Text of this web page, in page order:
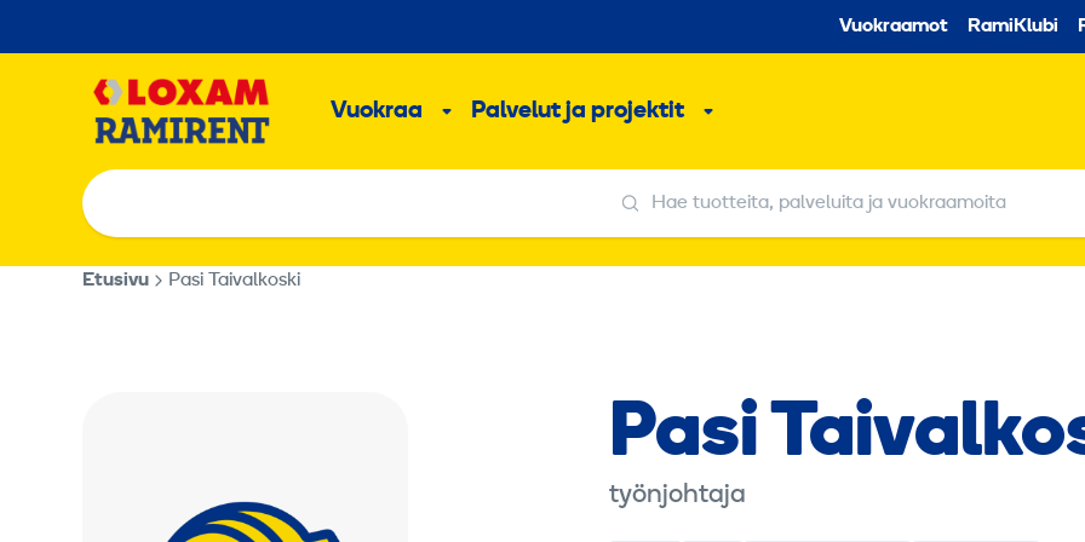
sisältöön
Vuokraamot RamiKlubi
Vuokraa Alavalikko
Palvelut ja projektit Alavalikko
Hae tuotteita, palveluita ja vuokraamoita
Hae tuotteita, palveluita ja vuokraamoita
Etusivu Pasi Taivalkoski
Pasi
työnjohtaja